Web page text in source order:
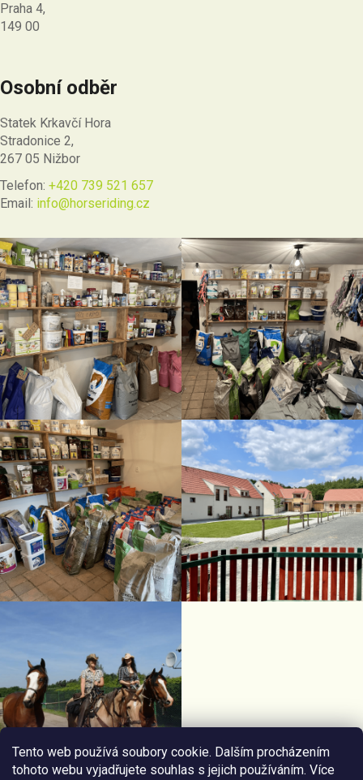
Tento web používá soubory cookie. Dalším procházením
tohoto webu vyjadřujete souhlas s jejich používáním. Více
Praha 4,
149 00
Osobní odběr
Statek Krkavčí Hora
Stradonice 2,
267 05 Nižbor
Telefon: +420 739 521 657
Email: info@horseriding.cz